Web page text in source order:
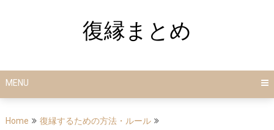
復縁まとめ
MENU
Home
復縁するための方法・ルール